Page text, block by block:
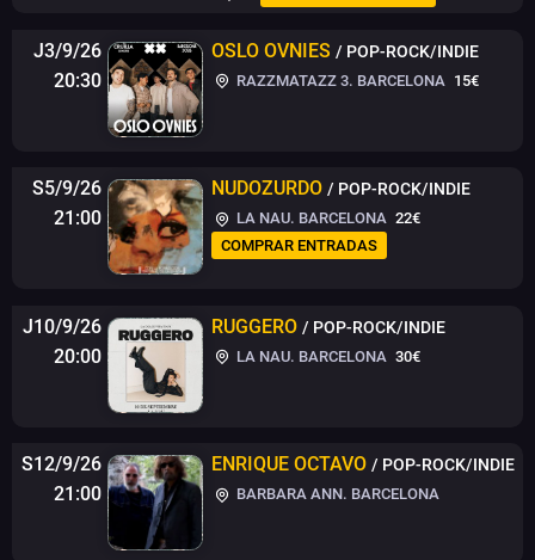
J3/9/26
20:30
OSLO OVNIES / POP-ROCK/INDIE
RAZZMATAZZ 3. BARCELONA 15€
S5/9/26
21:00
NUDOZURDO / POP-ROCK/INDIE
LA NAU. BARCELONA 22€
COMPRAR ENTRADAS
J10/9/26
20:00
RUGGERO / POP-ROCK/INDIE
LA NAU. BARCELONA 30€
S12/9/26
21:00
ENRIQUE OCTAVO / POP-ROCK/INDIE
BARBARA ANN. BARCELONA